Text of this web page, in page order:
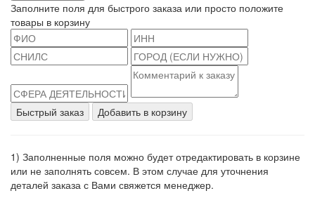
Заполните поля для быстрого заказа или просто положите
товары в корзину
Быстрый заказ Добавить в корзину
1) Заполненные поля можно будет отредактировать в корзине
или не заполнять совсем. В этом случае для уточнения
деталей заказа с Вами свяжется менеджер.